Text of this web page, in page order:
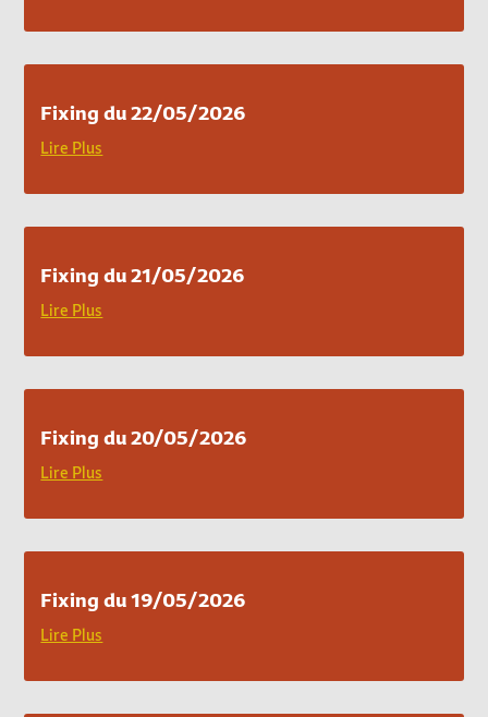
Fixing du 22/05/2026
Lire Plus
Fixing du 21/05/2026
Lire Plus
Fixing du 20/05/2026
Lire Plus
Fixing du 19/05/2026
Lire Plus